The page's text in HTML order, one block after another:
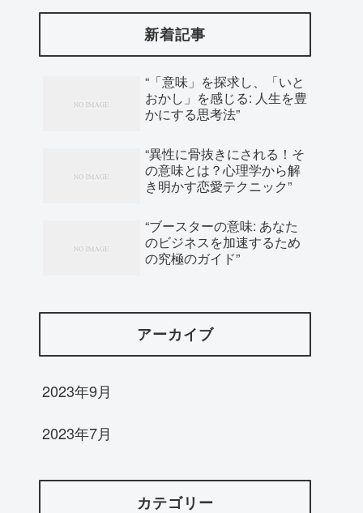
新着記事
“「意味」を探求し、「いと
おかし」を感じる: 人生を豊
かにする思考法”
“異性に骨抜きにされる！そ
の意味とは？心理学から解
き明かす恋愛テクニック”
“ブースターの意味: あなた
のビジネスを加速するため
の究極のガイド”
アーカイブ
2023年9月
2023年7月
カテゴリー